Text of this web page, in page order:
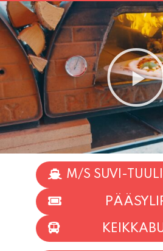
M/S SUVI-TUULI